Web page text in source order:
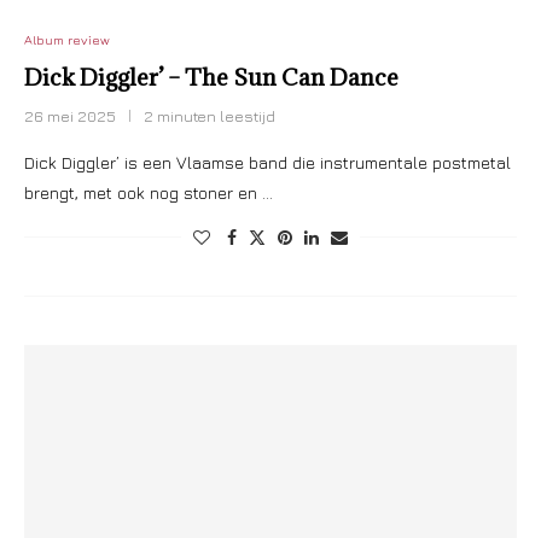
Album review
Dick Diggler’ – The Sun Can Dance
26 mei 2025 2 minuten leestijd
Dick Diggler’ is een Vlaamse band die instrumentale postmetal
brengt, met ook nog stoner en …